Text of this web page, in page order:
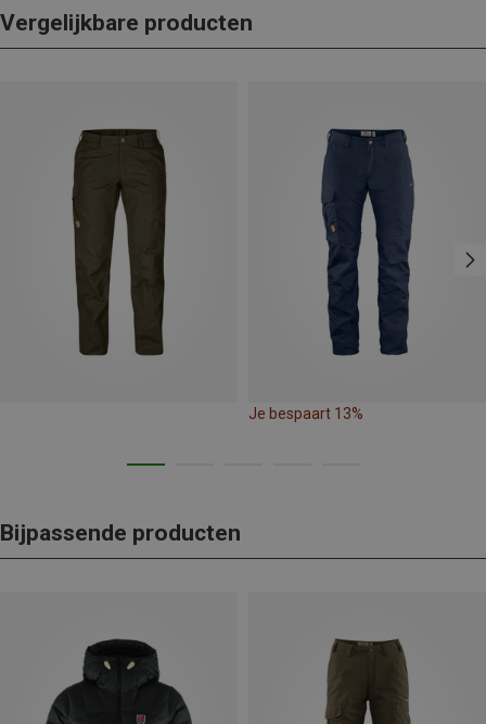
Vergelijkbare producten
Je bespaart 13%
Bijpassende producten